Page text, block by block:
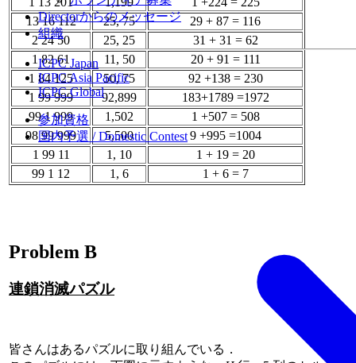
Directorからのメッセージ
組織
ICPC Japan
ICPC Asia Pacific
ICPC Global
参加資格
国内予選 / Domestic Contest
13 16 112
25, 75
29 + 87 = 116
2 24 50
25, 25
31 + 31 = 62
1 82 61
11, 50
20 + 91 = 111
1 84 125
50, 75
92 +138 = 230
1 99 999
92,899
183+1789 =1972
99 1 999
1,502
1 +507 = 508
98 99 999
5,500
9 +995 =1004
1 99 11
1, 10
1 + 19 = 20
99 1 12
1, 6 1 + 6 = 7
Problem B
連鎖消滅パズル
皆さんはあるパズルに取り組んでいる．